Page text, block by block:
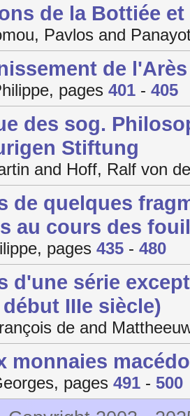
de la Bottiée
Pavlos and
de
pages 401 - 405
des sog.
Stiftung
and Hoff, Ralf von
de quelques
au cours des
pages 435 - 480
d'une série
IIIe siècle)
de and
monnaies
pages 491 - 500